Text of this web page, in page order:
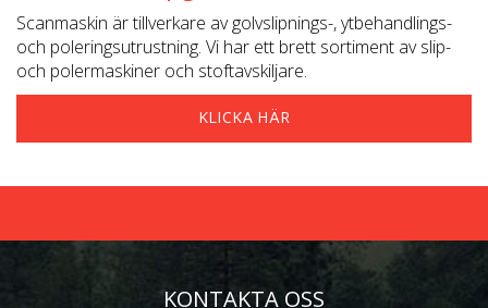
Scanmaskin är tillverkare av golvslipnings-, ytbehandlings-
och poleringsutrustning. Vi har ett brett sortiment av slip-
och polermaskiner och stoftavskiljare.
KLICKA HÄR
KONTAKTA OSS